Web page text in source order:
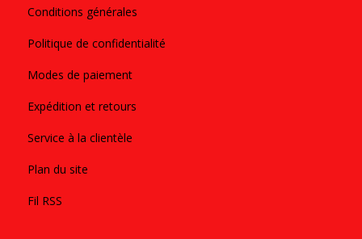
Conditions générales
Politique de confidentialité
Modes de paiement
Expédition et retours
Service à la clientèle
Plan du site
Fil RSS